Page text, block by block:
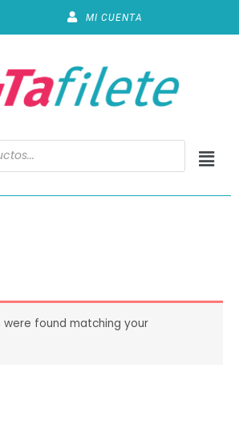
MI CUENTA
were found matching your